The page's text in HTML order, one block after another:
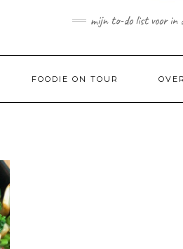
mijn to-do list voor in
FOODIE ON TOUR